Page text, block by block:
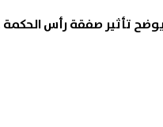
تأثير صفقة رأس